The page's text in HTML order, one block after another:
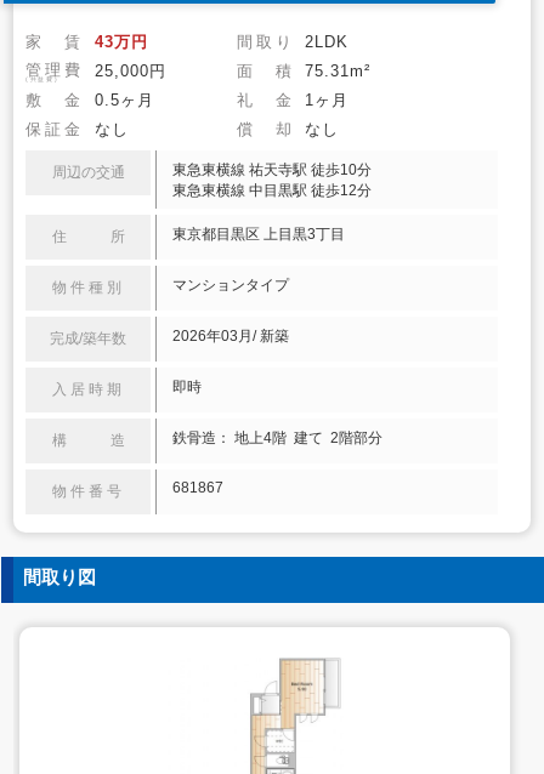
家 賃 43万円 間取り
2LDK
管理費
(共益費) 25,000円 面 積
75.31m²
敷 金
0.5ヶ月 礼 金
1ヶ月
保証金
なし 償 却 なし
周辺の交通
東急東横線 祐天寺駅 徒歩10分
東急東横線 中目黒駅 徒歩12分
住 所 東京都目黒区 上目黒3丁目
物件種別 マンションタイプ
完成/築年数 2026年03月/ 新築
入居時期 即時
構 造 鉄骨造： 地上4階 建て 2階部分
物件番号 681867
間取り図